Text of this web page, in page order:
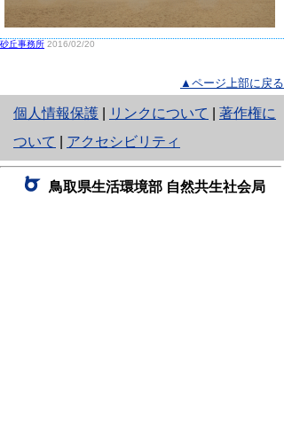
砂丘事務所 2016/02/20
▲ページ上部に戻る
個人情報保護
と
り
ネ
ッ
リンクについて
著作権に
ついて
アクセシビリティ
鳥取県生活環境部 自然共生社会局